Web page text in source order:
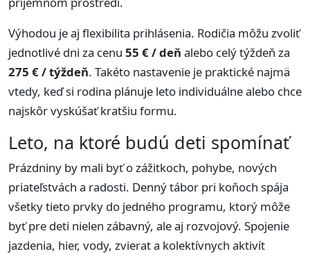
Výhodou je aj flexibilita prihlásenia. Rodičia môžu zvoliť
jednotlivé dni za cenu 55 € / deň alebo celý týždeň za
275 € / týždeň. Takéto nastavenie je praktické najmä
vtedy, keď si rodina plánuje leto individuálne alebo chce
najskôr vyskúšať kratšiu formu.
Leto, na ktoré budú deti spomínať
Prázdniny by mali byť o zážitkoch, pohybe, nových
priateľstvách a radosti. Denný tábor pri koňoch spája
všetky tieto prvky do jedného programu, ktorý môže
byť pre deti nielen zábavný, ale aj rozvojový. Spojenie
jazdenia, hier, vody, zvierat a kolektívnych aktivít